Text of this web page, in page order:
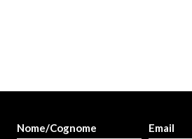
Nome/Cognome Email